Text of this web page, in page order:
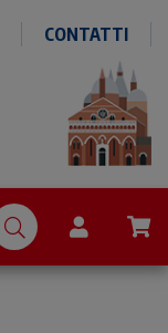
CONTATTI